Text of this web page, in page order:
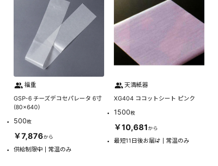
福重
GSP-6 チーズデコセパレータ 6寸
(80×640)
500枚
￥7,876から
供給制限中 常温のみ
天満紙器
XG404 ココットシート ピンク
1500枚
￥10,681から
最短11日後お届け 常温のみ